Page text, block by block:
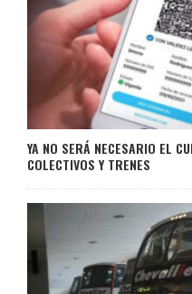
YA NO SERÁ NECESARIO EL
COLECTIVOS Y TRENES